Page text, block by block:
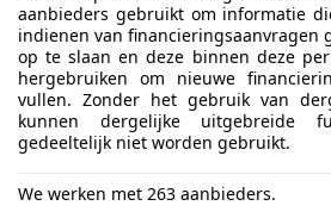
aanbieders gebruikt om informatie
indienen van financieringsaanvragen
op te slaan en deze binnen deze
hergebruiken om nieuwe
vullen. Zonder het gebruik van
kunnen dergelijke uitgebreide
gedeeltelijk niet worden gebruikt.
We werken met 263 aanbieders.